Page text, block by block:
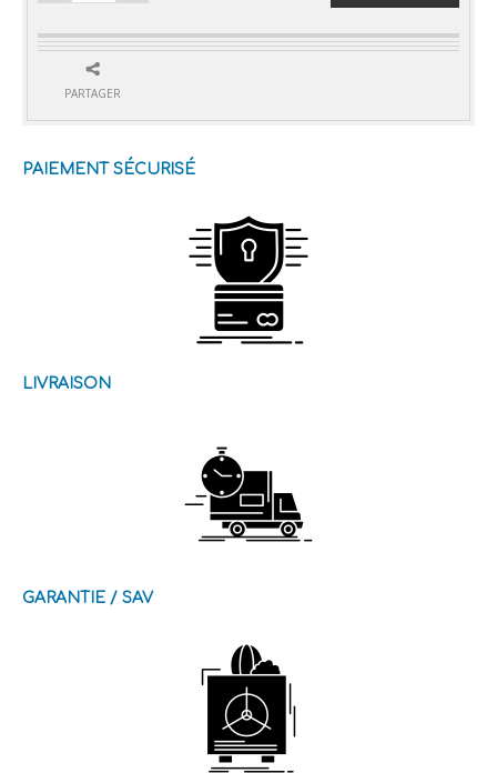
PARTAGER
PAIEMENT SÉCURISÉ
LIVRAISON
GARANTIE / SAV